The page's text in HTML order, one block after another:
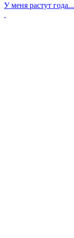
У меня растут года...